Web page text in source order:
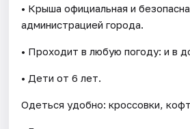
• Крыша официальная и
администрацией города.
• Проходит в любую погоду: и в
• Дети от 6 лет.
Одеться удобно: кроссовки,